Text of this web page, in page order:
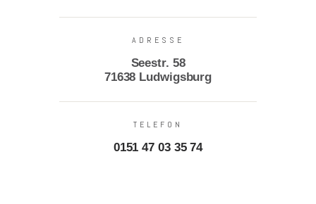
ADRESSE
Seestr. 58
71638 Ludwigsburg
TELEFON
0151 47 03 35 74